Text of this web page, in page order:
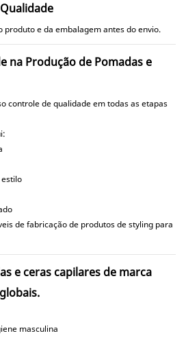
produto e da embalagem antes do envio.
na Produção de Pomadas e
controle de qualidade em todas as etapas
​​de fabricação de produtos de styling para
e ceras capilares de marca
masculina